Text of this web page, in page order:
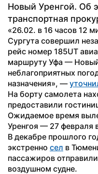
Новый Уренгой. Об
транспортная
«26.02. в 16 часов 12
Сургута совершил
рейс номер 185UT
маршруту Уфа —
неблагоприятных
назначения», —
На борту самолета
предоставили
Ожидаемое время
Уренгоя — 27 февраля
В декабре прошлого
экстренно сел в
пассажиров
воздушном судне.